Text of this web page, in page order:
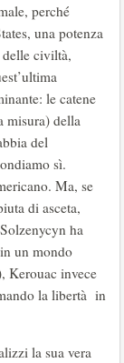
perché
una potenza
civiltà,
le catene
misura) della
del
sì.
Ma, se
di asceta,
ha
un mondo
Kerouac invece
la libertà in
la sua vera